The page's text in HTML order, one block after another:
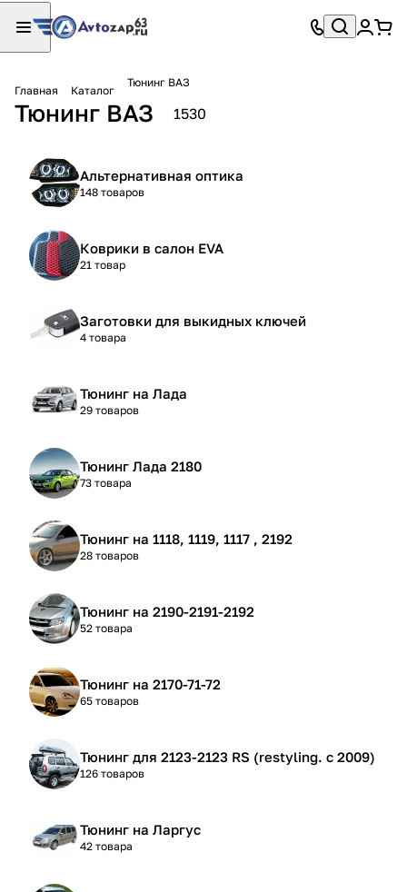
Главная Каталог
Тюнинг ВАЗ
Тюнинг ВАЗ 1530
Альтернативная оптика
148 товаров
Коврики в салон EVA
21 товар
Заготовки для выкидных ключей
4 товара
Тюнинг на Лада
29 товаров
Тюнинг Лада 2180
73 товара
Тюнинг на 1118, 1119, 1117 , 2192
28 товаров
Тюнинг на 2190-2191-2192
52 товара
Тюнинг на 2170-71-72
65 товаров
Тюнинг для 2123-2123 RS (restyling. с 2009)
126 товаров
Тюнинг на Ларгус
42 товара